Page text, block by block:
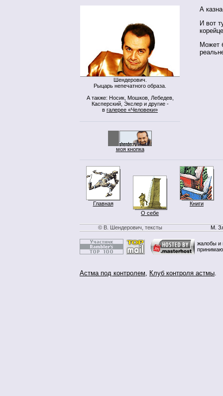
Шендерович.
Рыцарь непечатного образа.
А также: Носик, Мошков, Лебедев,
Касперский, Экслер и другие -
в галерее «Человеки»
моя кнопка
А
И вот
Может
Главная
О себе
Книги
© В. Шендерович, тексты М.
жалобы и
Астма под контролем, Клуб контроля астмы.